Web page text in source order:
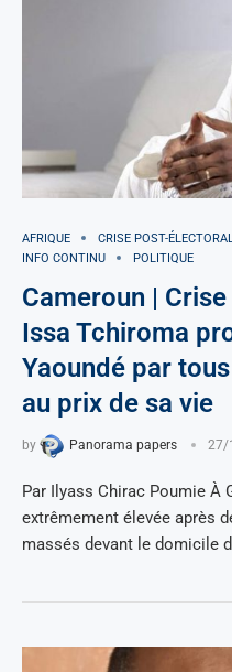
AFRIQUE
CRISE POST-
INFO CONTINU
POLITIQUE
Cameroun |
Issa Tchiroma
Yaoundé par
au prix de sa vie
by Panorama papers 27/
Par Ilyass Chirac Poumie À
extrêmement élevée après
massés devant le domicile